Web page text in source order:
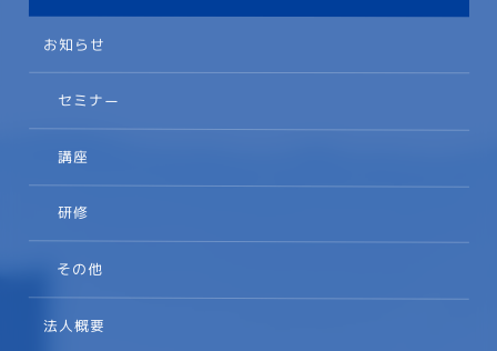
お知らせ
セミナー
講座
研修
その他
法人概要